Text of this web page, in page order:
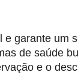
e garante um
de saúde
e o